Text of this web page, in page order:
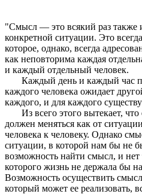
"Смысл — это всякий раз также
конкретной ситуации. Это
которое, однако, всегда
как неповторима каждая
и каждый отдельный человек.
Каждый день и каждый час
каждого человека ожидает
каждого, и для каждого
Из всего этого вытекает, что
должен меняться как от
человека к человеку. Однако
ситуации, в которой нам бы не
возможность найти смысл, и нет
которого жизнь не держала бы
Возможность осуществить
который может ее реализовать,